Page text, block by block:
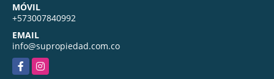
MÓVIL
+573007840992
EMAIL
info@supropiedad.com.co
FacebookInstagram